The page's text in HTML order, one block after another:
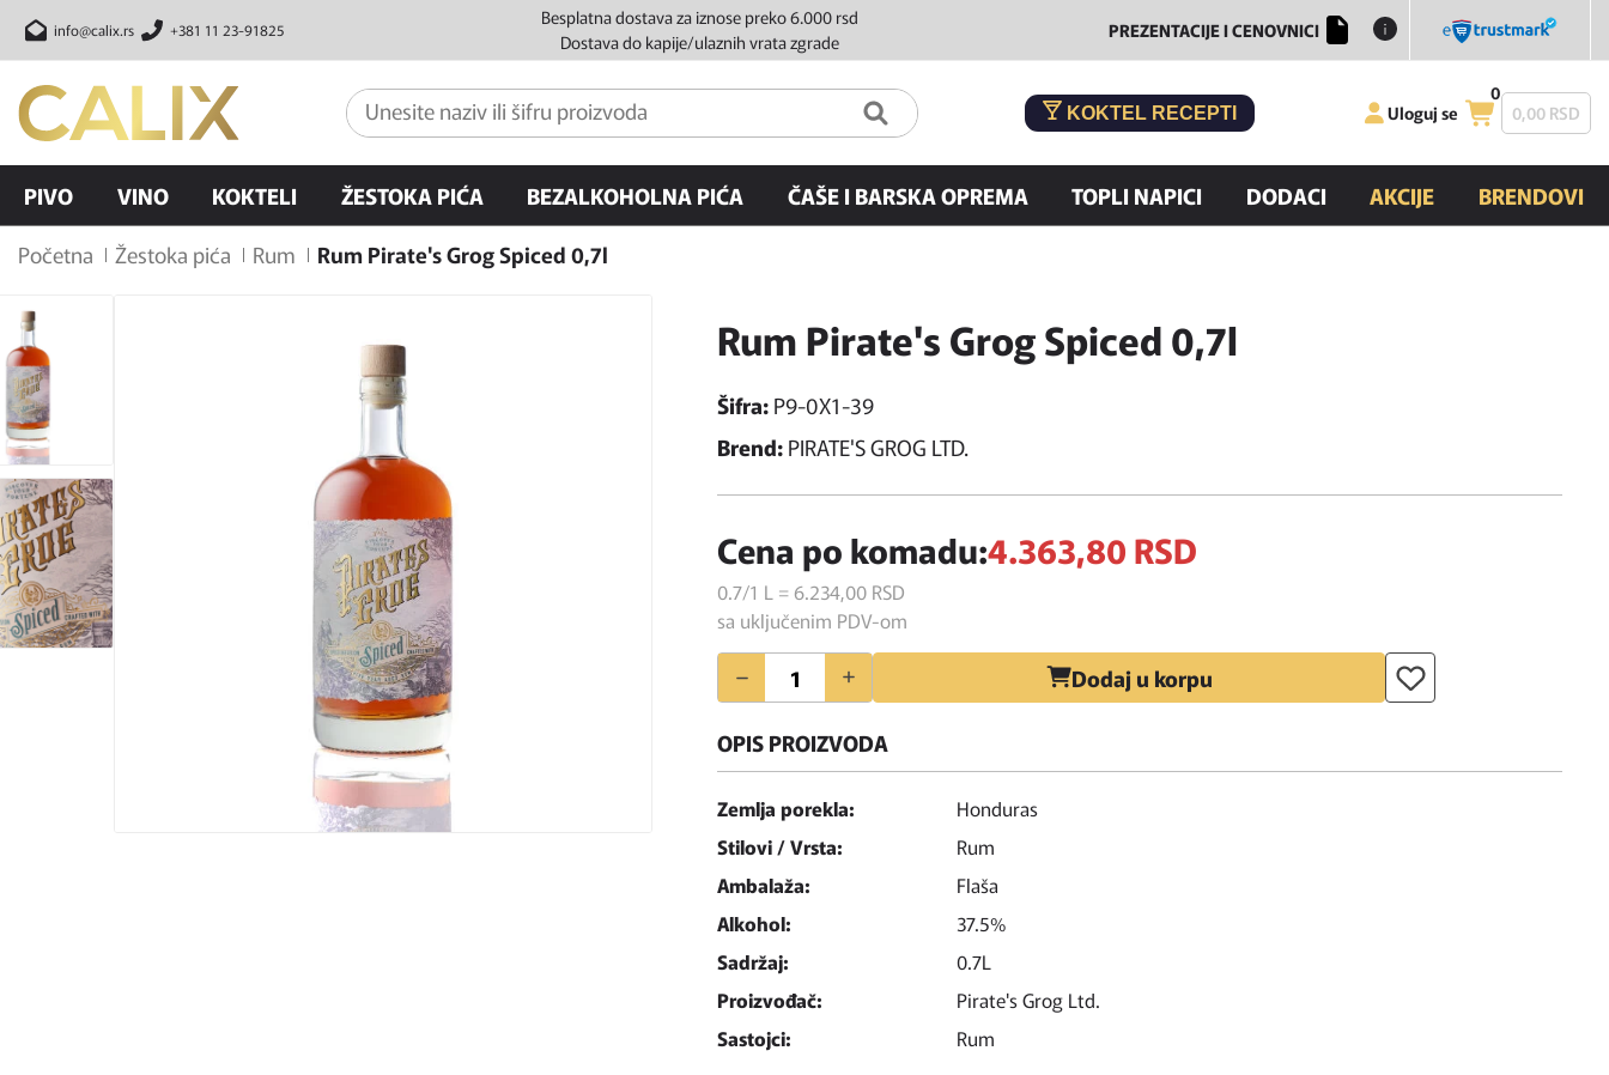
info@calix.rs +381 11 23-91825
Besplatna dostava za iznose preko 6.000 rsd
Dostava do kapije/ulaznih vrata zgrade
PREZENTACIJE I CENOVNICI
KOKTEL RECEPTI Uloguj se
0
0,00 RSD
PIVO VINO KOKTELI ŽESTOKA PIĆA BEZALKOHOLNA PIĆA ČAŠE I BARSKA OPREMA TOPLI NAPICI DODACI AKCIJE
BRENDOVI
Početna
Žestoka pića Rum Rum Pirate's Grog Spiced 0,7l
Rum Pirate's Grog Spiced 0,7l
Šifra:P9-0X1-39
Brend:PIRATE'S GROG LTD.
Cena po komadu:4.363,80 RSD
0.7/1 L = 6.234,00 RSD
sa uključenim PDV-om
Dodaj u korpu
OPIS PROIZVODA
Zemlja porekla:
Honduras
Stilovi / Vrsta:
Rum
Ambalaža:
Flaša
Alkohol:
37.5%
Sadržaj:
0.7L
Proizvođač:
Pirate's Grog Ltd.
Sastojci:
Rum